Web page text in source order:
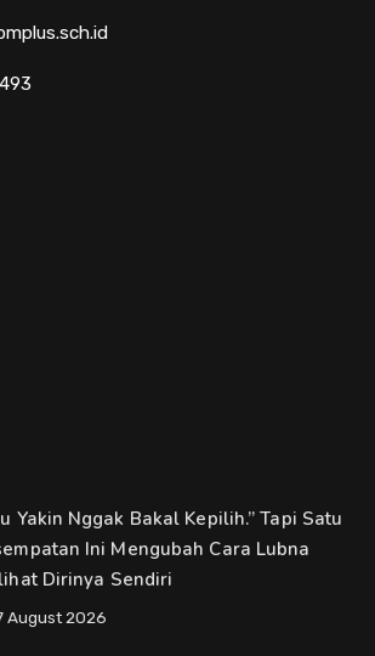
Yakin Nggak Bakal Kepilih.” Tapi Satu
Ini Mengubah Cara Lubna
Dirinya Sendiri
August 2026